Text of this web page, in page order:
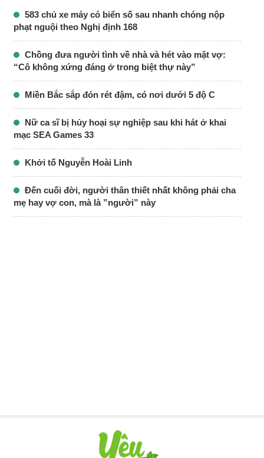
583 chủ xe máy có biển số sau nhanh chóng nộp
phạt nguội theo Nghị định 168
Chồng đưa người tình về nhà và hét vào mặt vợ:
“Cô không xứng đáng ở trong biệt thự này”
Miền Bắc sắp đón rét đậm, có nơi dưới 5 độ C
Nữ ca sĩ bị hủy hoại sự nghiệp sau khi hát ở khai
mạc SEA Games 33
Khởi tố Nguyễn Hoài Linh
Đến cuối đời, người thân thiết nhất không phải cha
mẹ hay vợ con, mà là ”người” này